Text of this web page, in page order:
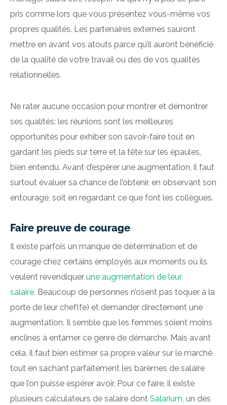
pris comme lors que vous présentez vous-même vos
propres qualités. Les partenaires externes sauront
mettre en avant vos atouts parce qu’il auront bénéficié
de la qualité de votre travail ou des de vos qualités
relationnelles.
Ne rater aucune occasion pour montrer et démontrer
ses qualités: les réunions sont les meilleures
opportunités pour exhiber son savoir-faire tout en
gardant les pieds sur terre et la tête sur les épaules,
bien entendu. Avant d’espérer une augmentation, il faut
surtout évaluer sa chance de l’obtenir, en observant son
entourage, soit en regardant ce que font les collègues.
Faire preuve de courage
Il existe parfois un manque de détermination et de
courage chez certains employés aux moments où ils
veulent revendiquer une augmentation de leur
salaire. Beaucoup de personnes n’osent pas toquer à la
porte de leur chef(fe) et demander directement une
augmentation. Il semble que les femmes soient moins
enclines à entamer ce genre de démarche. Mais avant
cela, il faut bien estimer sa propre valeur sur le marché
tout en sachant parfaitement les barèmes de salaire
que l’on puisse espérer avoir. Pour ce faire, il existe
plusieurs calculateurs de salaire dont Salarium, un des